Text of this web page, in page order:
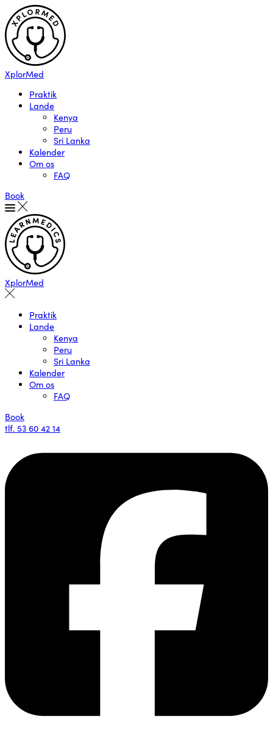
XplorMed
Praktik
Lande
Kenya
Peru
Sri Lanka
Kalender
Om os
FAQ
Book
XplorMed
Praktik
Lande
Kenya
Peru
Sri Lanka
Kalender
Om os
FAQ
Book
tlf. 53 60 42 14